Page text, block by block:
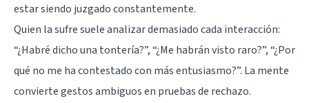
estar siendo juzgado constantemente.
Quien la sufre suele analizar demasiado cada interacción:
“¿Habré dicho una tontería?”, “¿Me habrán visto raro?”, “¿Por
qué no me ha contestado con más entusiasmo?”. La mente
convierte gestos ambiguos en pruebas de rechazo.